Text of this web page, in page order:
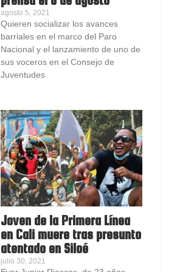
agosto 5, 2021
Quieren socializar los avances
barriales en el marco del Paro
Nacional y el lanzamiento de uno de
sus voceros en el Consejo de
Juventudes
Joven de la Primera Línea
en Cali muere tras presunto
atentado en Siloé
julio 30, 2021